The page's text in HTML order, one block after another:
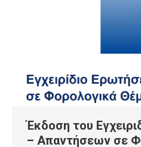
Έκδοση του
– Απαντήσεων σε